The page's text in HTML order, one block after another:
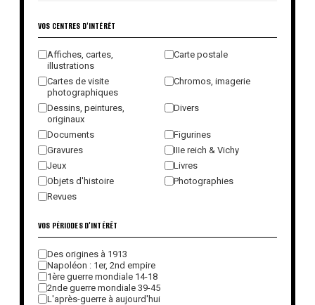
VOS CENTRES D'INTÉRÊT
Affiches, cartes,
illustrations
Carte postale
Cartes de visite
photographiques
Chromos, imagerie
Dessins, peintures,
originaux
Divers
Documents
Figurines
Gravures
IIIe reich & Vichy
Jeux
Livres
Objets d'histoire
Photographies
Revues
VOS PÉRIODES D'INTÉRÊT
Des origines à 1913
Napoléon : 1er, 2nd empire
1ère guerre mondiale 14-18
2nde guerre mondiale 39-45
L'après-guerre à aujourd'hui